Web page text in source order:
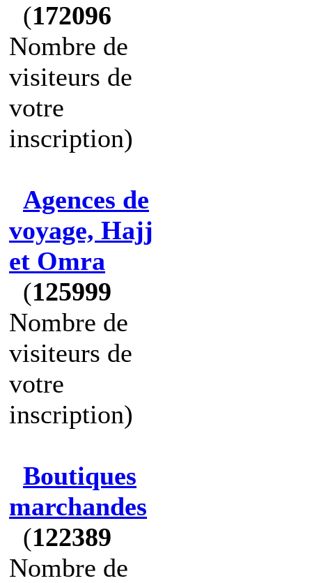
(172096
Nombre de
visiteurs de
votre
inscription)
Agences de
voyage, Hajj
et Omra
(125999
Nombre de
visiteurs de
votre
inscription)
Boutiques
marchandes
(122389
Nombre de